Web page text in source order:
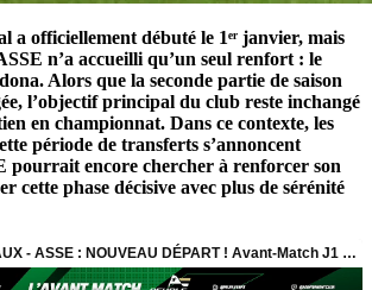
a officiellement débuté le 1ᵉʳ janvier, mais
n’a accueilli qu’un seul renfort : le
Alors que la seconde partie de saison
l’objectif principal du club reste inchangé
en championnat. Dans ce contexte, les
période de transferts s’annoncent
pourrait encore chercher à renforcer son
cette phase décisive avec plus de sérénité